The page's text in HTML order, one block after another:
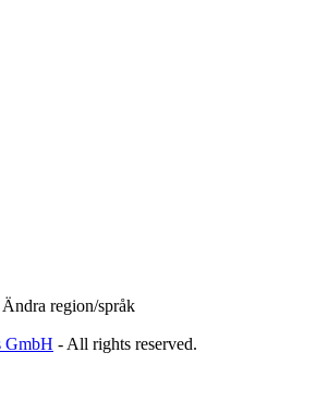
Ändra region/språk
GmbH - All rights reserved.